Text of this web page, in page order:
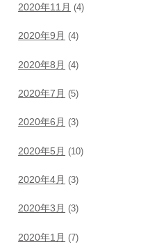
2020年11月 (4)
2020年9月 (4)
2020年8月 (4)
2020年7月 (5)
2020年6月 (3)
2020年5月 (10)
2020年4月 (3)
2020年3月 (3)
2020年1月 (7)